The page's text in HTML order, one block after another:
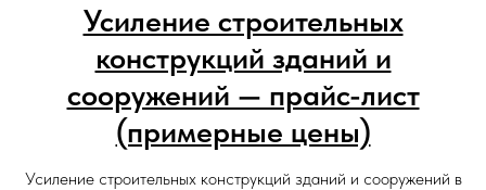
Усиление строительных
конструкций зданий и
сооружений — прайс-лист
(примерные цены)
Усиление строительных конструкций зданий и сооружений в